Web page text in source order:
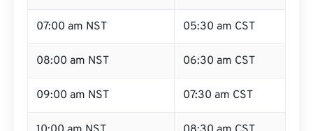
07:00 am NST 05:30 am CST
08:00 am NST 06:30 am CST
09:00 am NST 07:30 am CST